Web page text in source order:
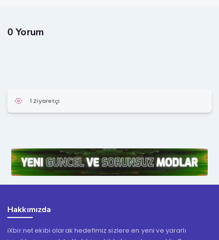
0 Yorum
1 Ziyaretçi
Hakkımızda
iXbir.net ekibi olarak hedefimiz sizlere en yeni ve yararlı